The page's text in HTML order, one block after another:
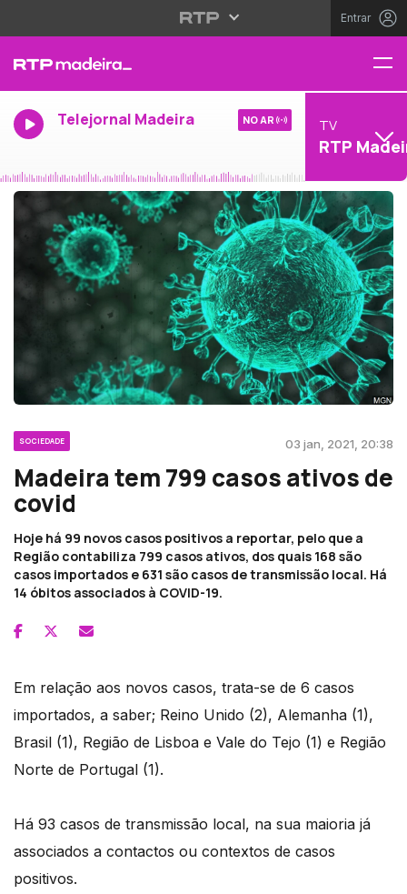
Entrar
Telejornal Madeira NO AR TV
RTP
SOCIEDADE 03 jan, 2021, 20:38
Madeira tem 799 casos ativos de
covid
Hoje há 99 novos casos positivos a reportar, pelo que a
Região contabiliza 799 casos ativos, dos quais 168 são
casos importados e 631 são casos de transmissão local. Há
14 óbitos associados à COVID-19.
Em relação aos novos casos, trata-se de 6 casos
importados, a saber; Reino Unido (2), Alemanha (1),
Brasil (1), Região de Lisboa e Vale do Tejo (1) e Região
Norte de Portugal (1).
Há 93 casos de transmissão local, na sua maioria já
associados a contactos ou contextos de casos
positivos.